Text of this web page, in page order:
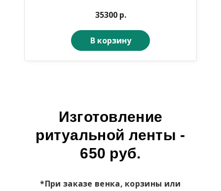
35300 р.
В корзину
Изготовление
ритуальной ленты -
650 руб.
*При заказе венка, корзины или